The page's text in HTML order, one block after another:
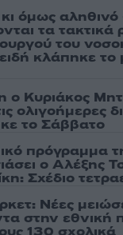
όμως αληθινό
τα τακτικά
του
κλάπηκε το
ο Κυριάκος
ολιγοήμερες
το Σάββατο
πρόγραμμα
ο Αλέξης
Σχέδιο
Νέες
στην εθνική